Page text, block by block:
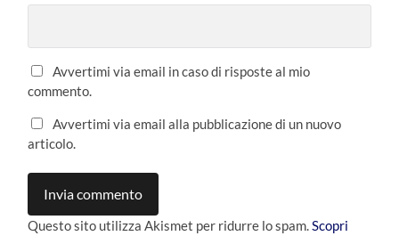
Avvertimi via email in caso di risposte al mio
commento.
Avvertimi via email alla pubblicazione di un nuovo
articolo.
Questo sito utilizza Akismet per ridurre lo spam.Scopri